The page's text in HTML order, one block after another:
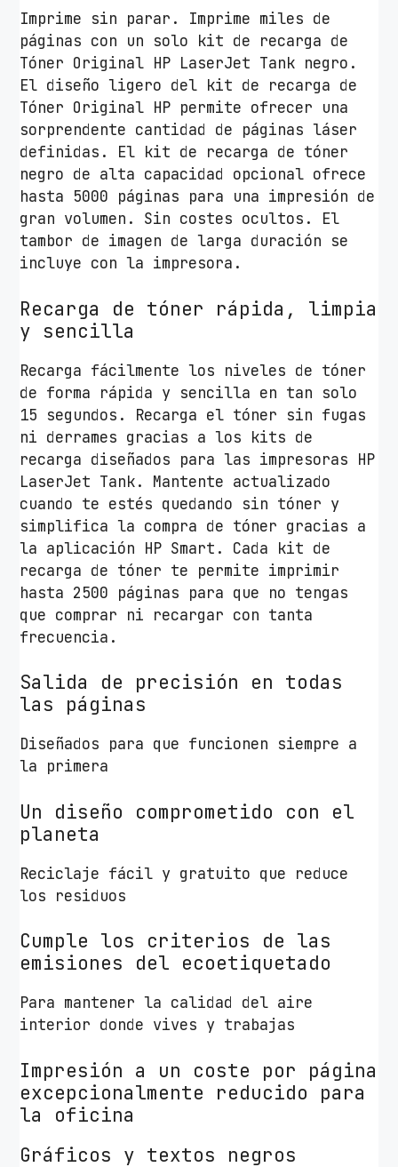
C
a
p
a
c
i
d
a
d
/
N
e
r
o
c
a
n
t
i
d
a
d
Imprime sin parar. Imprime miles de
páginas con un solo kit de recarga de
Tóner Original HP LaserJet Tank negro.
El diseño ligero del kit de recarga de
Tóner Original HP permite ofrecer una
sorprendente cantidad de páginas láser
definidas. El kit de recarga de tóner
negro de alta capacidad opcional ofrece
hasta 5000 páginas para una impresión de
gran volumen. Sin costes ocultos. El
tambor de imagen de larga duración se
incluye con la impresora.
Recarga de tóner rápida, limpia
y sencilla
Recarga fácilmente los niveles de tóner
de forma rápida y sencilla en tan solo
15 segundos. Recarga el tóner sin fugas
ni derrames gracias a los kits de
recarga diseñados para las impresoras HP
LaserJet Tank. Mantente actualizado
cuando te estés quedando sin tóner y
simplifica la compra de tóner gracias a
la aplicación HP Smart. Cada kit de
recarga de tóner te permite imprimir
hasta 2500 páginas para que no tengas
que comprar ni recargar con tanta
frecuencia.
Salida de precisión en todas
las páginas
Diseñados para que funcionen siempre a
la primera
Un diseño comprometido con el
planeta
Reciclaje fácil y gratuito que reduce
los residuos
Cumple los criterios de las
emisiones del ecoetiquetado
Para mantener la calidad del aire
interior donde vives y trabajas
Impresión a un coste por página
excepcionalmente reducido para
la oficina
Gráficos y textos negros